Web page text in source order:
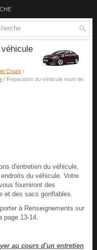
Cruze/
/ Réparation du véhicule muni de
d'entretien du véhicule,
du véhicule. Votre
fourniront des
et des sacs gonflables.
à Renseignements sur
page 13-14.
au cours d'un entretien